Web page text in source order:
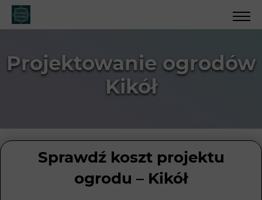
Projektowanie ogrodów
Kikół
Sprawdź koszt projektu
ogrodu – Kikół